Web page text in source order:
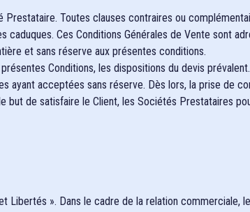
Toutes clauses contraires ou
Ces Conditions Générales de Vente sont
et sans réserve aux présentes conditions.
Conditions, les dispositions du devis
acceptées sans réserve. Dès lors, la prise de
de satisfaire le Client, les Sociétés Prestataires
». Dans le cadre de la relation commerciale,